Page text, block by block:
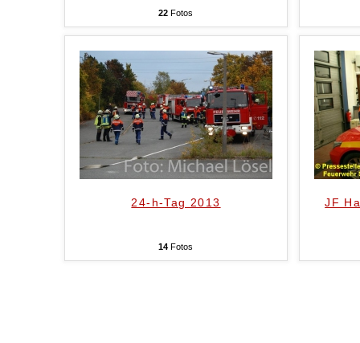
22 Fotos
24-h-Tag 2013
14 Fotos
JF